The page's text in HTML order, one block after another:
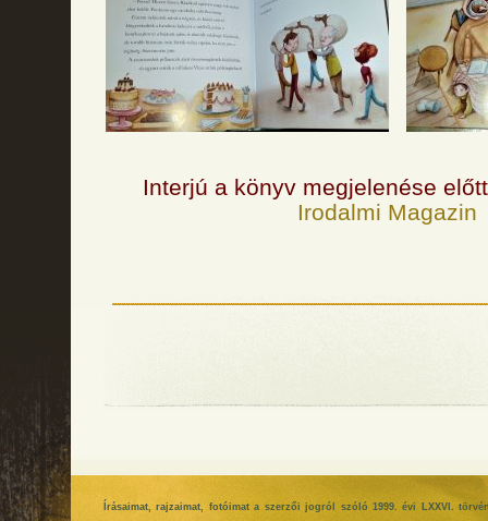
Interjú a könyv megjelenése
Irodalmi Magazin
Írásaimat, rajzaimat, fotóimat a szerzői jogról szóló 1999. évi LXXVI.